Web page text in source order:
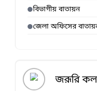
বিভাগীয় বাতায়ন
জেলা অফিসের
জরূরি কল